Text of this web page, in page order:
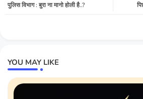
पुलिस विभाग : बुरा ना मानो होली है..?
YOU MAY LIKE